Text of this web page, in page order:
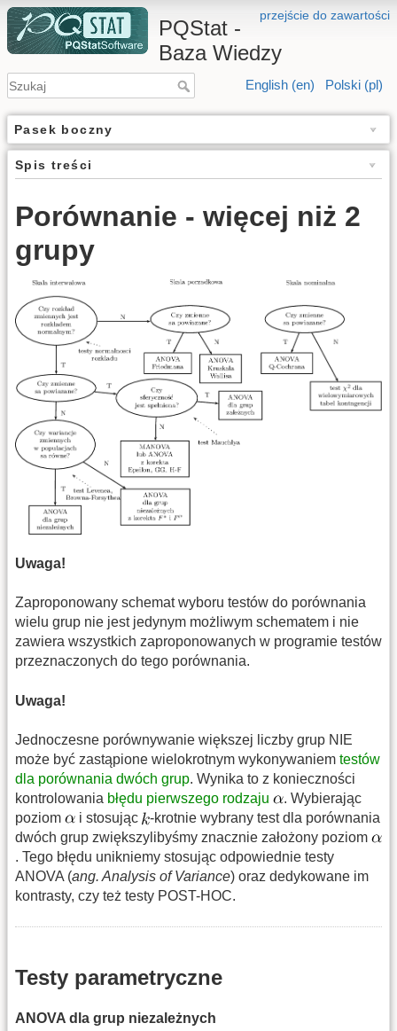
przejście do zawartości
PQStat -
Baza Wiedzy
English (en) Polski (pl)
Pasek boczny
Spis treści
Porównanie - więcej niż 2
grupy
Uwaga!
Zaproponowany schemat wyboru testów do porównania
wielu grup nie jest jedynym możliwym schematem i nie
zawiera wszystkich zaproponowanych w programie testów
przeznaczonych do tego porównania.
Uwaga!
Jednoczesne porównywanie większej liczby grup NIE
może być zastąpione wielokrotnym wykonywaniem testów
dla porównania dwóch grup. Wynika to z konieczności
kontrolowania błędu pierwszego rodzaju
. Wybierając
poziom
i stosując
-krotnie wybrany test dla porównania
dwóch grup zwiększylibyśmy znacznie założony poziom
. Tego błędu unikniemy stosując odpowiednie testy
ANOVA (ang. Analysis of Variance) oraz dedykowane im
kontrasty, czy też testy POST-HOC.
Testy parametryczne
ANOVA dla grup niezależnych